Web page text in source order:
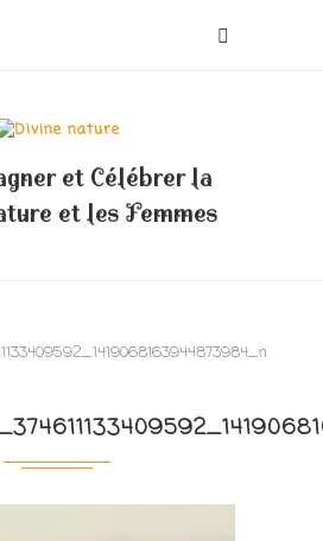
et Célébrer la
et les Femmes